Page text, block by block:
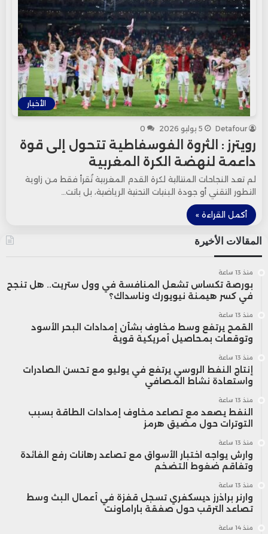
الأخبار
Detafour 5 يوليو 2026 0
رويترز : الثروة الفوسفاطية تتحول إلى قوة
داعمة لنهضة الكرة المغربية
لم تعد النجاحات المتتالية لكرة القدم المغربية تُقرأ فقط من زاوية
التطور التقني أو جودة البنيات التحتية الرياضية، بل باتت…
أكمل القراءة »
المقالات الأخيرة
منذ 13 ساعة
بورصة تكساس تشعل المنافسة في وول ستريت.. هل تنجح
في كسر هيمنة نيويورك وناسداك؟
منذ 13 ساعة
القمح يرتفع وسط مخاوف بشأن إمدادات البحر الأسود
وتوقعات بمحاصيل أمريكية قوية
منذ 13 ساعة
إنتاج النفط الروسي يرتفع في يوليو مع تحسن الصادرات
واستعادة نشاط المصافي
منذ 13 ساعة
النفط يصعد مع تصاعد مخاوف إمدادات الطاقة بسبب
التوترات حول مضيق هرمز
منذ 13 ساعة
وارش يواجه اختبار الأسواق مع تصاعد رهانات رفع الفائدة
وتفاقم ضغوط التضخم
منذ 13 ساعة
وارنر براذرز ديسكفري تسجل قفزة في أعمال البث وسط
تصاعد الترقب حول صفقة باراماونت
منذ 14 ساعة